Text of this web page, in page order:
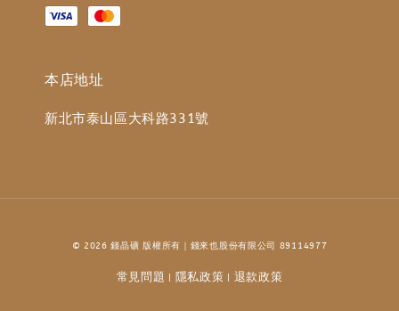
本店地址
新北市泰山區大科路331號
© 2026 錢晶礦 版權所有｜錢來也股份有限公司 89114977
常見問題 隱私政策 退款政策